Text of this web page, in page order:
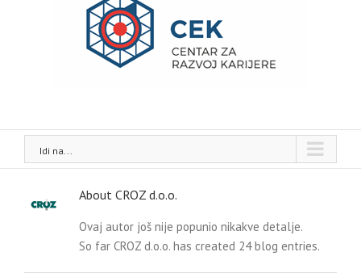
Idi na...
About CROZ d.o.o.
Ovaj autor još nije popunio nikakve detalje.
So far CROZ d.o.o. has created 24 blog entries.